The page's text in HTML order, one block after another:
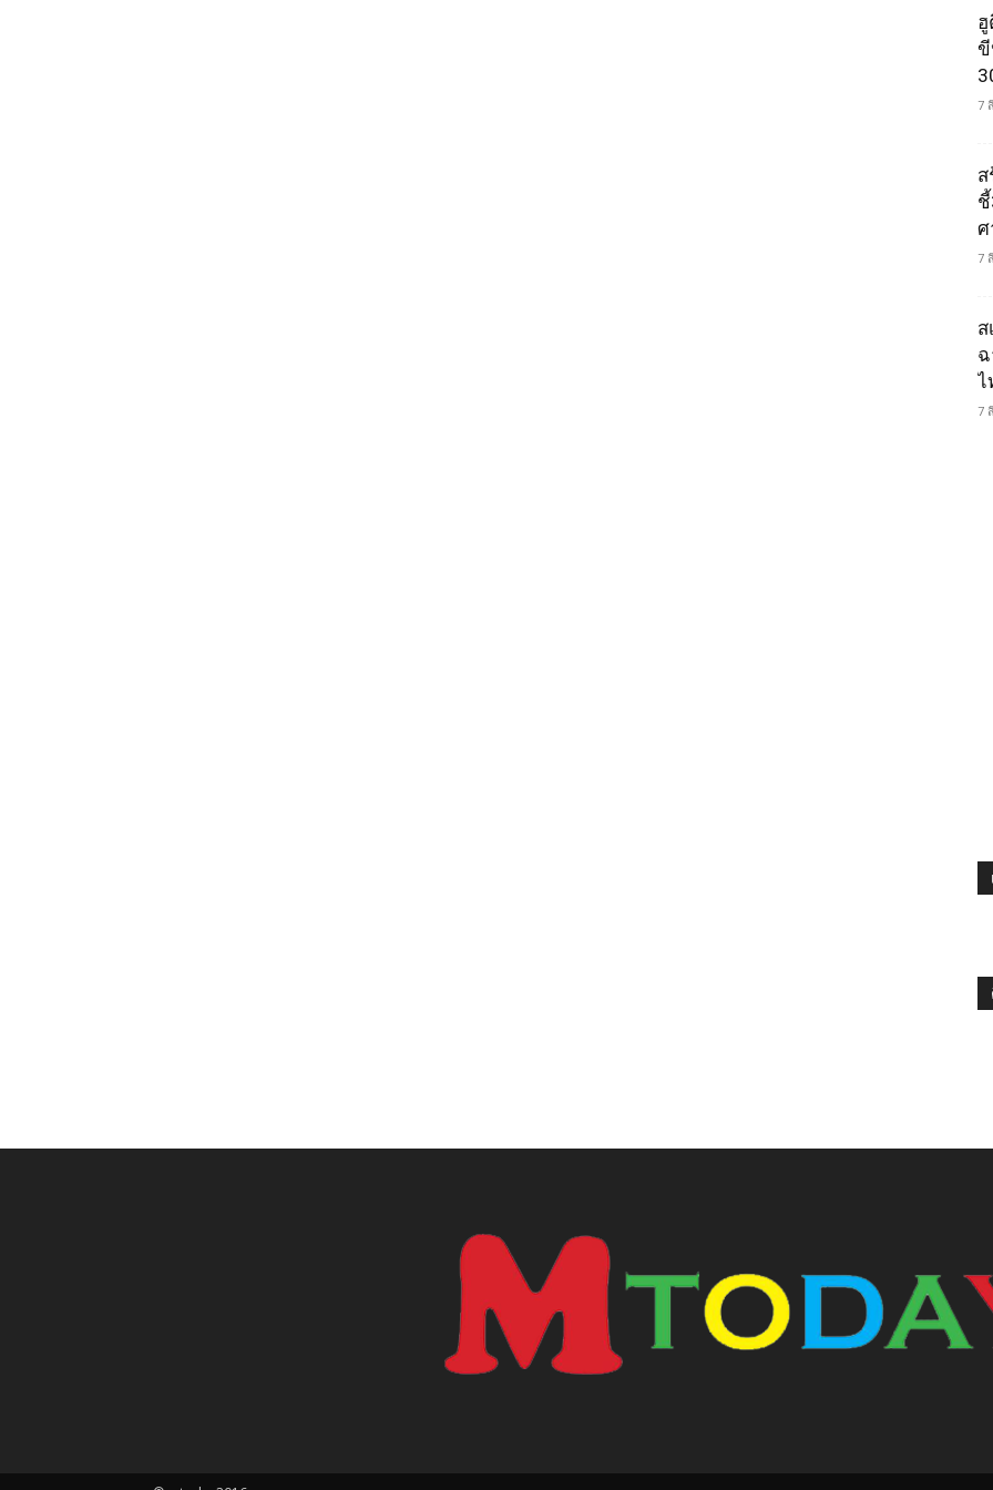
ขี
7
ศ
7
ส
ไ
7